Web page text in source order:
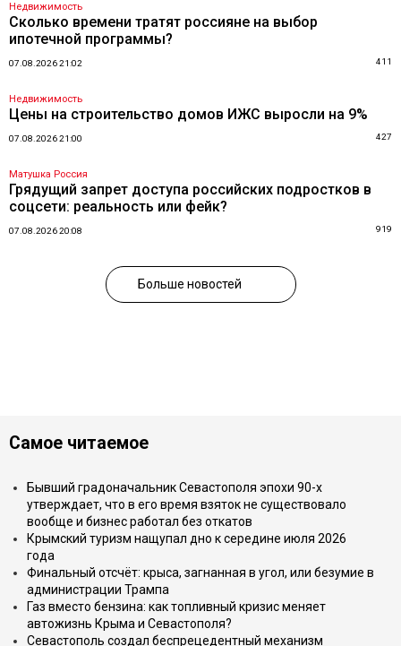
Недвижимость
Сколько времени тратят россияне на выбор
ипотечной программы?
07.08.2026 21:02 411
Недвижимость
Цены на строительство домов ИЖС выросли на 9%
07.08.2026 21:00 427
Матушка Россия
Грядущий запрет доступа российских подростков в
соцсети: реальность или фейк?
07.08.2026 20:08 919
Больше новостей
Самое читаемое
Бывший градоначальник Севастополя эпохи 90-х
утверждает, что в его время взяток не существовало
вообще и бизнес работал без откатов
Крымский туризм нащупал дно к середине июля 2026
года
Финальный отсчёт: крыса, загнанная в угол, или безумие в
администрации Трампа
Газ вместо бензина: как топливный кризис меняет
автожизнь Крыма и Севастополя?
Севастополь создал беспрецедентный механизм